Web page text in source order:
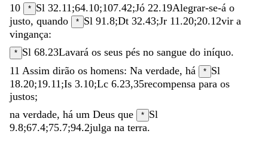
10
* Sl 32.11 ;64.10;107.42;Jó 22.19Alegrar-se-á o
justo, quando * Sl 91.8;Dt 32.43;Jr 11.20;20.12vir a
vingança:
* Sl 68.23Lavará os seus pés no sangue do iníquo.
11 Assim dirão os homens: Na verdade, há * Sl
18.20;19.11 ;Is 3.10;Lc 6.23,35recompensa para os
justos;
na verdade, há um Deus que * Sl
9.8;67.4;75.7;94.2julga na terra.